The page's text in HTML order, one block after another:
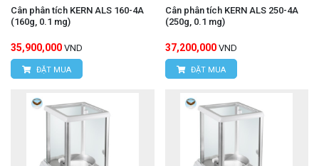
Cân phân tích KERN ALS 160-4A
(160g, 0.1 mg)
35,900,000 VND
ĐẶT MUA
Cân phân tích KERN ALS 250-4A
(250g, 0.1 mg)
37,200,000 VND
ĐẶT MUA